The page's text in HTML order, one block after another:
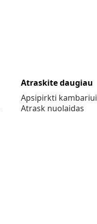
Atraskite daugiau
Apsipirkti kambariui
Atrask nuolaidas